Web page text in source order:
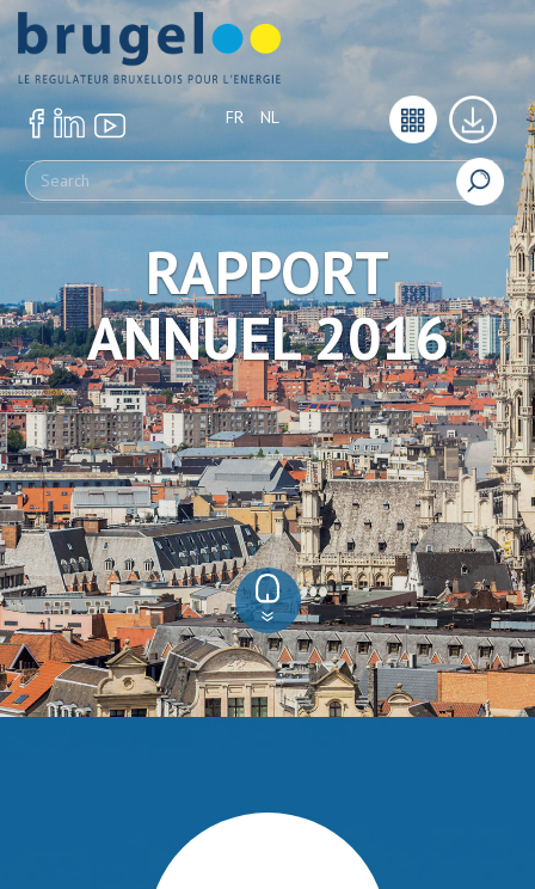
FR NL
RAPPORT
ANNUEL 2016